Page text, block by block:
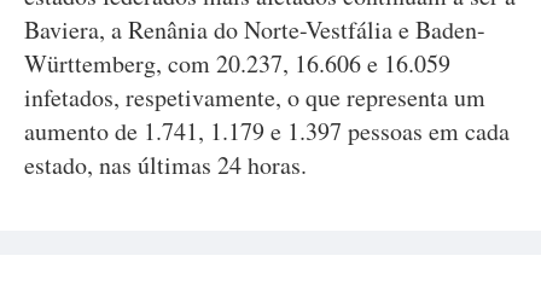
Baviera, a Renânia do Norte-Vestfália e Baden-
Württemberg, com 20.237, 16.606 e 16.059
infetados, respetivamente, o que representa um
aumento de 1.741, 1.179 e 1.397 pessoas em cada
estado, nas últimas 24 horas.